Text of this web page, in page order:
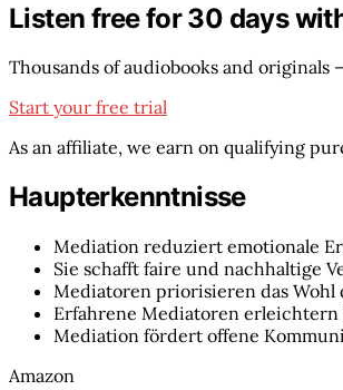
Listen free for 30 days
Thousands of audiobooks and originals
Start your free trial
As an affiliate, we earn on qualifying
Haupterkenntnisse
Mediation reduziert emotionale
Sie schafft faire und nachhaltige
Mediatoren priorisieren das
Erfahrene Mediatoren
Mediation fördert offene
Amazon